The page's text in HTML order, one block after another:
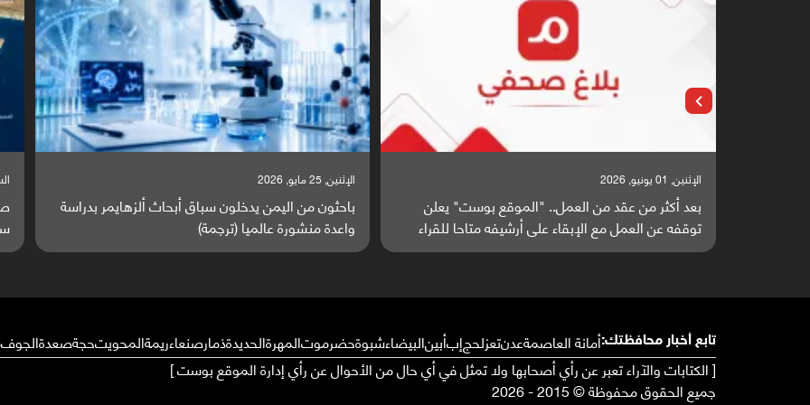
الإثنين, 25 مايو, 2026
باحثون من اليمن يدخلون سباق أبحاث ألزهايمر بدراسة
واعدة منشورة عالميا (ترجمة)
السبت, 23 مايو, 2026
صراع دولي يتصاعد قرب اليمن والبحر الأحمر يتحول إلى
ساحة مواجهة عالمية (ترجمة)
تابع أخبار محافظتك:أمانة العاصمةعدنتعزلحجإبأبينالبيضاءشبوةحضرموتالمهرةالحديدةذمارصنعاءريمةالمحويتحجةصعدةالجوف
[ الكتابات والآراء تعبر عن رأي أصحابها ولا تمثل في أي حال من الأحوال عن رأي إدارة الموقع بوست ]
جميع الحقوق محفوظة © 2015 - 2026